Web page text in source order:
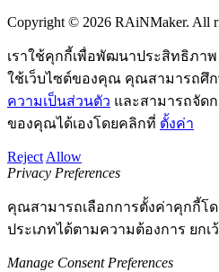
Copyright © 2026 RAiNMaker. All
เราใช้คุกกี้เพื่อพัฒนาประสิทธิภา
ใช้เว็บไซต์ของคุณ คุณสามารถศึก
ความเป็นส่วนตัว และสามารถจัด
ของคุณได้เองโดยคลิกที่ ตั้งค่า
Reject Allow
Privacy Preferences
คุณสามารถเลือกการตั้งค่าคุกกี้โ
ประเภทได้ตามความต้องการ ยกเ
Manage Consent Preferences